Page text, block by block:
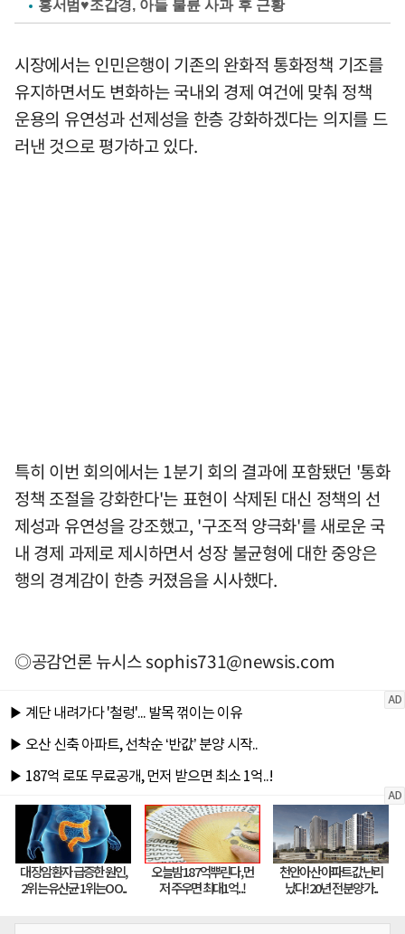
홍서범♥조갑경, 아들 불륜 사과 후 근황
시장에서는 인민은행이 기존의 완화적 통화정책 기조를
유지하면서도 변화하는 국내외 경제 여건에 맞춰 정책
운용의 유연성과 선제성을 한층 강화하겠다는 의지를 드
러낸 것으로 평가하고 있다.
특히 이번 회의에서는 1분기 회의 결과에 포함됐던 '통화
정책 조절을 강화한다'는 표현이 삭제된 대신 정책의 선
제성과 유연성을 강조했고, '구조적 양극화'를 새로운 국
내 경제 과제로 제시하면서 성장 불균형에 대한 중앙은
행의 경계감이 한층 커졌음을 시사했다.
◎공감언론 뉴시스sophis731@newsis.com